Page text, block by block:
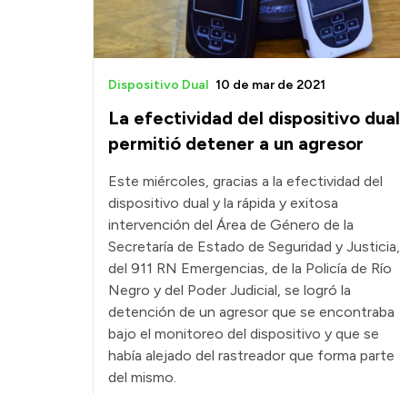
La efectividad del dispositivo dual
permitió detener a un agresor
Dispositivo Dual 10 de mar de 2021
Este miércoles, gracias a la efectividad del
dispositivo dual y la rápida y exitosa
intervención del Área de Género de la
Secretaría de Estado de Seguridad y Justicia,
del 911 RN Emergencias, de la Policía de Río
Negro y del Poder Judicial, se logró la
detención de un agresor que se encontraba
bajo el monitoreo del dispositivo y que se
había alejado del rastreador que forma parte
del mismo.